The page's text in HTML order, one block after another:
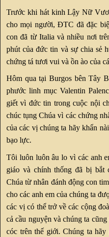
Trước khi hát kinh Lậy Nữ
cho mọi người, ĐTC đã đặc
con đã từ Italia và nhiều nơi
phút của đức tin và sự chia sẻ
chứng tá tươi vui và ồn ào của
Hôm qua tại Burgos bên Tây
phước linh mục Valentin
giết vì đức tin trong cuộc nội
chúc tụng Chúa vì các chứng
của các vị chúng ta hãy khẩn
bạo lực.
Tôi luôn luôn âu lo vì các anh
giáo và chính thống đã bị
Chúa từ nhân đánh động con
cho các anh em của chúng ta
các vị có thể trở về các cộng
cả cầu nguyện và chúng ta
cóc trên thế giới. Chúng ta